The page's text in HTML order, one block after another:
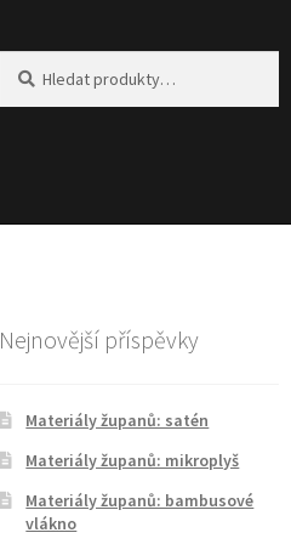
Nejnovější příspěvky
Materiály županů: satén
Materiály županů: mikroplyš
Materiály županů: bambusové
vlákno